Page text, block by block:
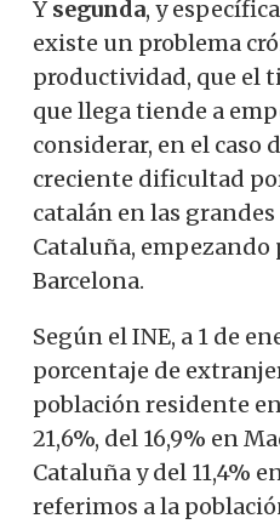
Y segunda, y
existe un problema
productividad, que el
que llega tiende a
considerar, en el caso
creciente dificultad
catalán en las
Cataluña, empezando
Barcelona.
Según el INE, a 1 de
porcentaje de
población residente
21,6%, del 16,9% en
Cataluña y del 11,4%
referimos a la